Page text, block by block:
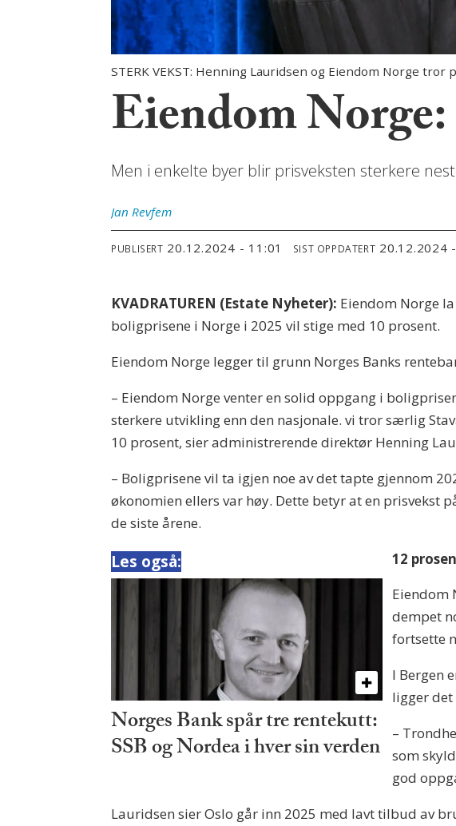
STERK VEKST: Henning Lauridsen og Eiendom Norge
Eiendom
Men i enkelte byer blir prisveksten sterkere
Jan Revfem
PUBLISERT 20.12.2024 - 11:01 SIST OPPDATERT 20.12.2024
KVADRATUREN (Estate Nyheter): Eiendom Norge
boligprisene i Norge i 2025 vil stige med 10 prosent.
Eiendom Norge legger til grunn Norges Banks
– Eiendom Norge venter en solid oppgang i
sterkere utvikling enn den nasjonale. vi tror særlig
10 prosent, sier administrerende direktør Henning
– Boligprisene vil ta igjen noe av det tapte gjennom
økonomien ellers var høy. Dette betyr at en prisvekst
de siste årene.
Les også:
Norges Bank spår tre rentekutt:
SSB og Nordea i hver sin verden
12
Eiendom
dempet
fortsette
I Bergen
ligger det
–
som
god
Lauridsen sier Oslo går inn 2025 med lavt tilbud av